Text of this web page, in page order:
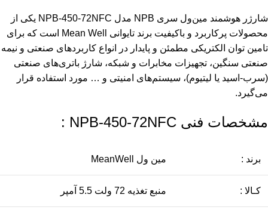
شارژر هوشمند مین‌ول سری NPB مدل NPB-450-72NFC یکی از
محصولات پرکاربرد و باکیفیت برند تایوانی Mean Well است که برای
تامین توان الکتریکی مطمئن و پایدار در انواع کاربردهای صنعتی و نیمه
صنعتی سنگین، تجهیزات مخابرات و شبکه، شارژ باتری‌های صنعتی
(سرب-اسید یا لیتیوم)، سیستم‌های امنیتی و … مورد استفاده قرار
می‌گیرد.
مشخصات فنی NPB-450-72NFC :
برند : مین ول MeanWell
کـالا : منبع تغذیه 72 ولت 5.5 آمپر